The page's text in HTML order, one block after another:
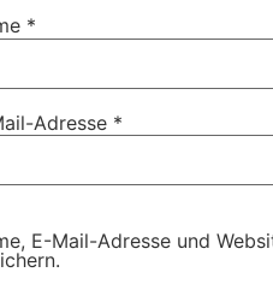
*
Adresse *
E-Mail-Adresse und